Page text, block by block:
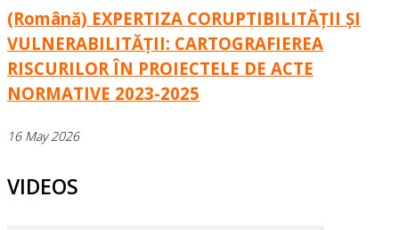
(Română) EXPERTIZA CORUPTIBILITĂȚII ȘI
VULNERABILITĂȚII: CARTOGRAFIEREA
RISCURILOR ÎN PROIECTELE DE ACTE
NORMATIVE 2023-2025
16 May 2026
VIDEOS